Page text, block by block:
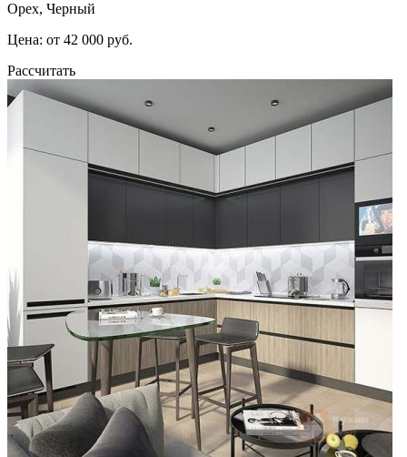
Орех, Черный
Цена: от 42 000 руб.
Рассчитать